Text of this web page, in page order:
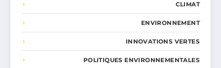
CLIMAT
ENVIRONNEMENT
INNOVATIONS VERTES
POLITIQUES ENVIRONNEMENTALES